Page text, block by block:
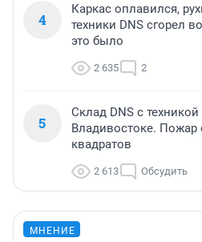
4
Каркас оплавился,
техники DNS сгорел
это было
2 635 2
5
Склад DNS с техникой
Владивостоке. Пожар
квадратов
2 613 Обсудить
МНЕНИЕ